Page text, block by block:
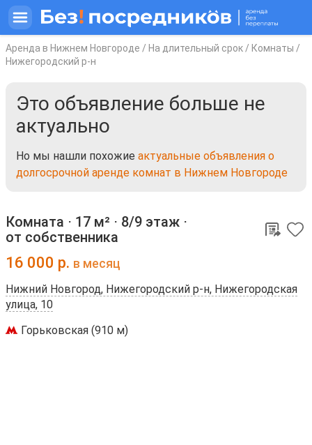
Аренда в Нижнем Новгороде / На длительный срок / Комнаты /
Нижегородский р-н
Это объявление больше не
актуально
Но мы нашли похожие актуальные объявления о
долгосрочной аренде комнат в Нижнем Новгороде
Комната ⋅ 17 м² ⋅ 8/9 этаж ⋅
от собственника
16 000 р. в месяц
Нижний Новгород, Нижегородский р-н, Нижегородская
улица, 10
Горьковская (910 м)